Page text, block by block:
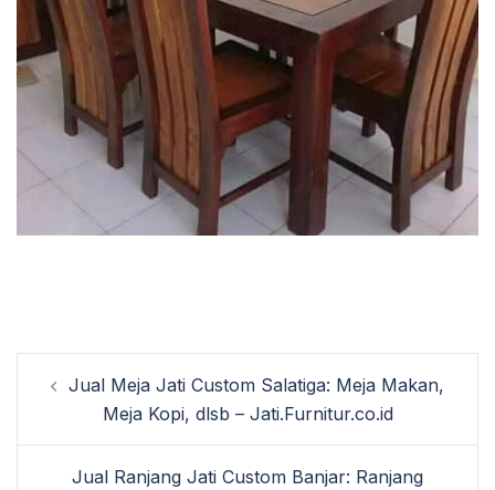
navigation
Jual Meja Jati Custom Salatiga: Meja Makan,
Meja Kopi, dlsb – Jati.Furnitur.co.id
Jual Ranjang Jati Custom Banjar: Ranjang